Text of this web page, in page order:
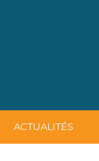
ACTUALITÉS